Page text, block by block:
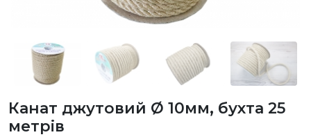
Канат джутовий Ø 10мм, бухта 25
метрів